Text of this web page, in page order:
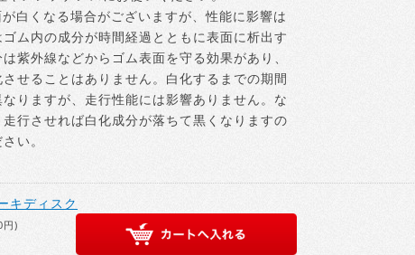
白くなる場合がございますが、性能に影響は
ム内の成分が時間経過とともに表面に析出す
紫外線などからゴム表面を守る効果があり、
せることはありません。白化するまでの期間
りますが、走行性能には影響ありません。な
行させれば白化成分が落ちて黒くなりますの
い。
キディスク
円)